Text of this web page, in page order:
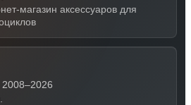
магазин аксессуаров для